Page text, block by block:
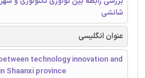
شانشی
عنوان انگلیسی
technology innovation and
Shaanxi province